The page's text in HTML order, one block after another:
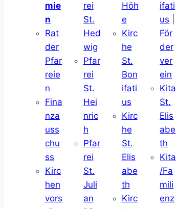
mie
n
Rat
der
Pfar
reie
n
Fina
nza
uss
chu
ss
Kirc
hen
vors
rei
St.
Hed
wig
Pfar
rei
St.
Hei
nric
h
Pfar
rei
St.
Juli
an
Höh
e
Kirc
he
St.
Bon
ifati
us
Kirc
he
St.
Elis
abe
th
Kirc
ifati
us
För
der
ver
ein
Kita
St.
Elis
abe
th
Kita
/Fa
mili
enz